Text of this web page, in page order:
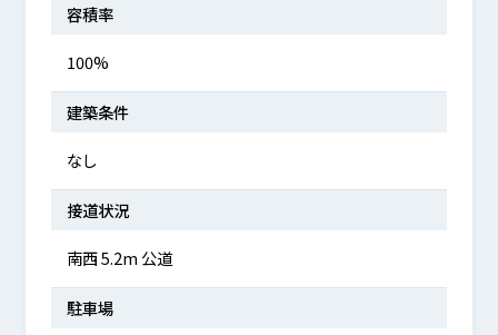
容積率
100%
建築条件
なし
接道状況
南西 5.2m 公道
駐車場